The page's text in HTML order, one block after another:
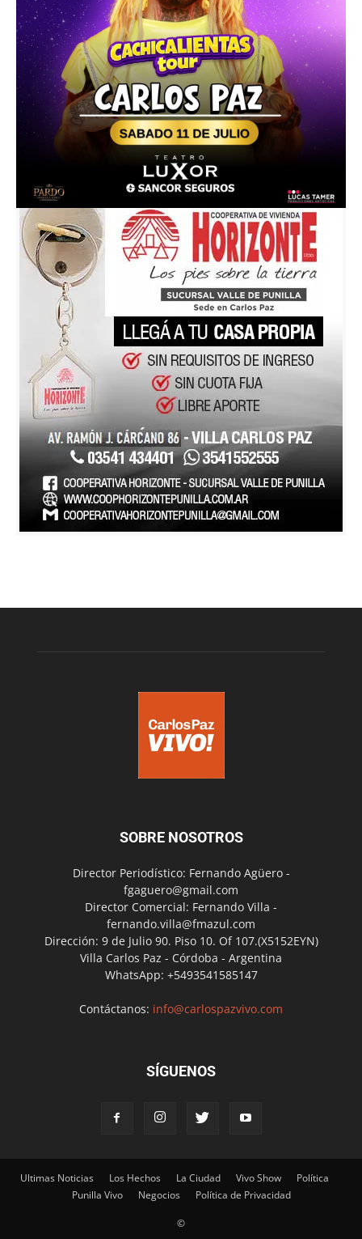
SOBRE NOSOTROS
Director Periodístico: Fernando Agüero -
fgaguero@gmail.com
Director Comercial: Fernando Villa -
fernando.villa@fmazul.com
Dirección: 9 de Julio 90. Piso 10. Of 107.(X5152EYN)
Villa Carlos Paz - Córdoba - Argentina
WhatsApp: +5493541585147
Contáctanos: info@carlospazvivo.com
SÍGUENOS
Ultimas Noticias Los Hechos La Ciudad Vivo Show
Política
Punilla Vivo
Negocios Política de Privacidad
©